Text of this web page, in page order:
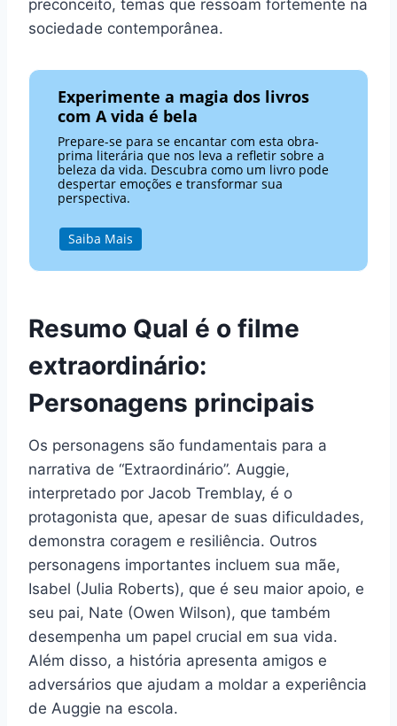
preconceito, temas que ressoam fortemente na
sociedade contemporânea.
Experimente a magia dos livros
com A vida é bela
Prepare-se para se encantar com esta obra-
prima literária que nos leva a refletir sobre a
beleza da vida. Descubra como um livro pode
despertar emoções e transformar sua
perspectiva.
Saiba Mais
Resumo Qual é o filme
extraordinário:
Personagens principais
Os personagens são fundamentais para a
narrativa de “Extraordinário”. Auggie,
interpretado por Jacob Tremblay, é o
protagonista que, apesar de suas dificuldades,
demonstra coragem e resiliência. Outros
personagens importantes incluem sua mãe,
Isabel (Julia Roberts), que é seu maior apoio, e
seu pai, Nate (Owen Wilson), que também
desempenha um papel crucial em sua vida.
Além disso, a história apresenta amigos e
adversários que ajudam a moldar a experiência
de Auggie na escola.